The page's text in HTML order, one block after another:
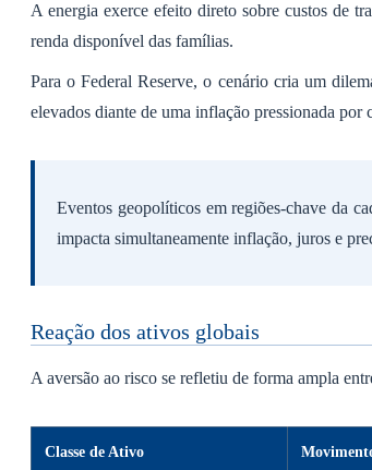
A energia exerce efeito direto sobre custos de
renda disponível das famílias.
Para o Federal Reserve, o cenário cria um
elevados diante de uma inflação pressionada por
Eventos geopolíticos em regiões-chave da
impacta simultaneamente inflação, juros e
Reação dos ativos globais
A aversão ao risco se refletiu de forma ampla
Classe de Ativo